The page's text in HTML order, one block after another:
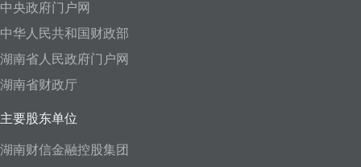
中央政府门户网
中华人民共和国财政部
湖南省人民政府门户网
湖南省财政厅
主要股东单位
湖南财信金融控股集团